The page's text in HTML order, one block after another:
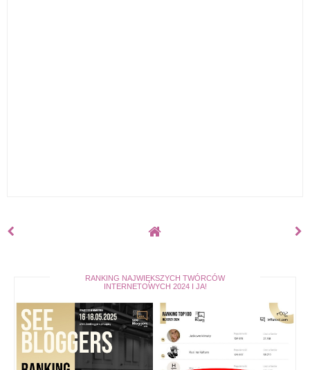
RANKING NAJWIĘKSZYCH TWÓRCÓW
INTERNETOWYCH 2024 I JA!